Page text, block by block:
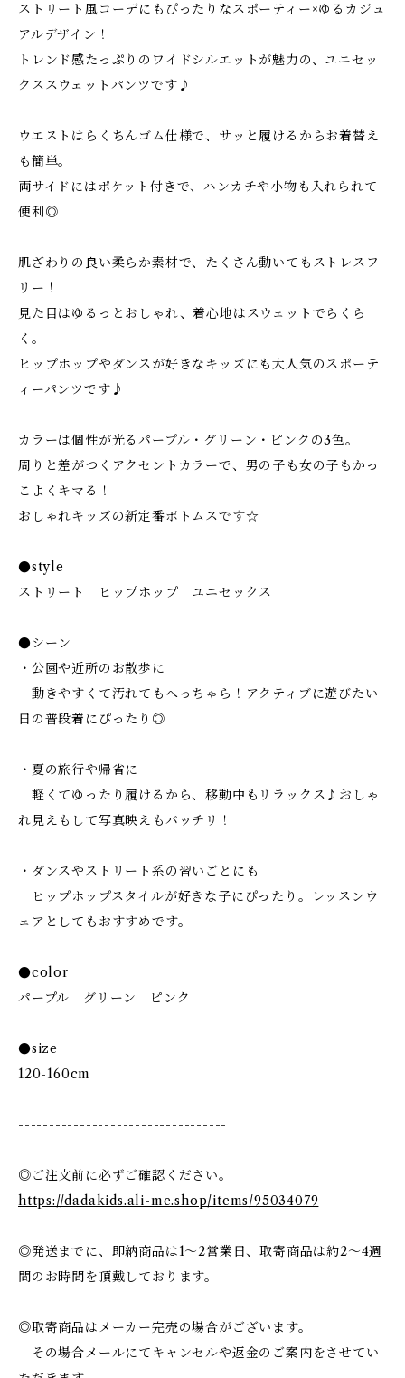
ストリート風コーデにもぴったりなスポーティー×ゆるカジュ
アルデザイン！
トレンド感たっぷりのワイドシルエットが魅力の、ユニセッ
クススウェットパンツです♪
ウエストはらくちんゴム仕様で、サッと履けるからお着替え
も簡単。
両サイドにはポケット付きで、ハンカチや小物も入れられて
便利◎
肌ざわりの良い柔らか素材で、たくさん動いてもストレスフ
リー！
見た目はゆるっとおしゃれ、着心地はスウェットでらくら
く。
ヒップホップやダンスが好きなキッズにも大人気のスポーテ
ィーパンツです♪
カラーは個性が光るパープル・グリーン・ピンクの3色。
周りと差がつくアクセントカラーで、男の子も女の子もかっ
こよくキマる！
おしゃれキッズの新定番ボトムスです☆
●style
ストリート ヒップホップ ユニセックス
●シーン
・公園や近所のお散歩に
動きやすくて汚れてもへっちゃら！アクティブに遊びたい
日の普段着にぴったり◎
・夏の旅行や帰省に
軽くてゆったり履けるから、移動中もリラックス♪おしゃ
れ見えもして写真映えもバッチリ！
・ダンスやストリート系の習いごとにも
ヒップホップスタイルが好きな子にぴったり。レッスンウ
ェアとしてもおすすめです。
●color
パープル グリーン ピンク
●size
120-160cm
----------------------------------
◎ご注文前に必ずご確認ください。
https://dadakids.ali-me.shop/items/95034079
◎発送までに、即納商品は1〜2営業日、取寄商品は約2〜4週
間のお時間を頂戴しております。
◎取寄商品はメーカー完売の場合がございます。
その場合メールにてキャンセルや返金のご案内をさせてい